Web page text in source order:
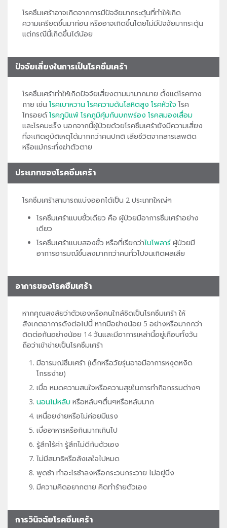
โรคซึมเศร้าอาจเกิดจากการมีปัจจัยมากระตุ้นที่ทำให้เกิด
ความเครียดขึ้นมาก่อน หรืออาจเกิดขึ้นโดยไม่มีปัจจัยมากระตุ้น
แต่กรณีนี้เกิดขึ้นได้น้อย
ปัจจัยเสี่ยงในการเป็นโรคซึมเศร้า
โรคซึมเศร้าทำให้เกิดปัจจัยเสี่ยงตามมามากมาย ตั้งแต่โรคทาง
กาย เช่น โรคเบาหวาน โรคความดันโลหิตสูง โรคหัวใจ โรค
ไทรอยด์โรคภูมิแพ้ โรคภูมิคุ้มกันบกพร่อง โรคสมองเสื่อม
และโรคมะเร็ง นอกจากนี้ผู้ป่วยด้วยโรคซึมเศร้ายังมีความเสี่ยง
ที่จะเกิดอุบัติเหตุได้มากกว่าคนปกติ เสียชีวิตจากสารเสพติด
หรือแม้กระทั่งฆ่าตัวตาย
ประเภทของโรคซึมเศร้า
โรคซึมเศร้าสามารถแบ่งออกได้เป็น 2 ประเภทใหญ่ๆ
โรคซึมเศร้าแบบขั้วเดียว คือ ผู้ป่วยมีอาการซึมเศร้าอย่าง
เดียว
โรคซึมเศร้าแบบสองขั้ว หรือที่เรียกว่าไบโพลาร์ผู้ป่วยมี
อาการอารมณ์ขึ้นลงมากกว่าคนทั่วไปจนเกิดผลเสีย
อาการของโรคซึมเศร้า
หากคุณสงสัยว่าตัวเองหรือคนใกล้ชิดเป็นโรคซึมเศร้า ให้
สังเกตอาการดังต่อไปนี้ หากมีอย่างน้อย 5 อย่างหรือมากกว่า
ติดต่อกันอย่างน้อย 14 วันและมีอาการเหล่านี้อยู่เกือบทั้งวัน
ถือว่าเข้าข่ายเป็นโรคซึมเศร้า
มีอารมณ์ซึมเศร้า (เด็กหรือวัยรุ่นอาจมีอาการหงุดหงิด
โกรธง่าย)
เบื่อ หมดความสนใจหรือความสุขในการทำกิจกรรมต่างๆ
นอนไม่หลับ หรือหลับๆตื่นๆหรือหลับมาก
เหนื่อยง่ายหรือไม่ค่อยมีแรง
เบื่ออาหารหรือกินมากเกินไป
รู้สึกไร้ค่า รู้สึกไม่ดีกับตัวเอง
ไม่มีสมาธิหรือลังเลใจไปหมด
พูดช้า ทำอะไรช้าลงหรือกระวนกระวาย ไม่อยู่นิ่ง
มีความคิดอยากตาย คิดทำร้ายตัวเอง
การวินิจฉัยโรคซึมเศร้า